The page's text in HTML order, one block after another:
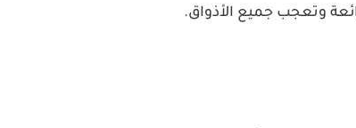
وتعجب جميع الأذواق.